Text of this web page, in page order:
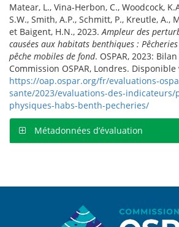
Matear, L., Vina-Herbon, C., Woodcock,
S.W., Smith, A.P., Schmitt, P., Kreutle, A.,
et Baigent, H.N., 2023.Ampleur des
causées aux habitats benthiques :
pêche mobiles de fond. OSPAR, 2023:
Commission OSPAR, Londres.
https://oap.ospar.org/fr/evaluations-
sante/2023/evaluations-des-
physiques-habs-benth-pecheries/
Métadonnées d’évaluation